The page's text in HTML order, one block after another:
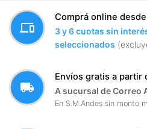
devices
Comprá online
3 y 6 cuotas sin
seleccionados
local_shipping
Envíos gratis a partir
A sucursal de Correo
En S.M.Andes sin monto